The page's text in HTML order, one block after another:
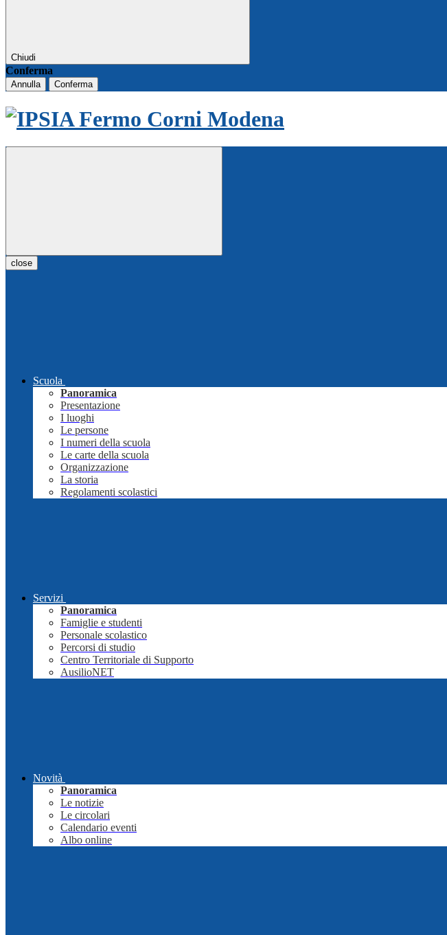
Chiudi
Conferma
Annulla Conferma
close
Scuola
Panoramica
Presentazione
I luoghi
Le persone
I numeri della scuola
Le carte della scuola
Organizzazione
La storia
Regolamenti scolastici
Servizi
Panoramica
Famiglie e studenti
Personale scolastico
Percorsi di studio
Centro Territoriale di Supporto
AusilioNET
Novità
Panoramica
Le notizie
Le circolari
Calendario eventi
Albo online